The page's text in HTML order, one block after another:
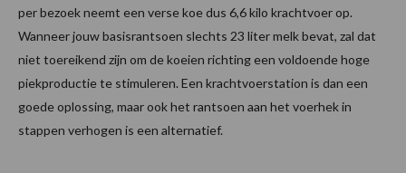
per bezoek neemt een verse koe dus 6,6 kilo krachtvoer op.
Wanneer jouw basisrantsoen slechts 23 liter melk bevat, zal dat
niet toereikend zijn om de koeien richting een voldoende hoge
piekproductie te stimuleren. Een krachtvoerstation is dan een
goede oplossing, maar ook het rantsoen aan het voerhek in
stappen verhogen is een alternatief.